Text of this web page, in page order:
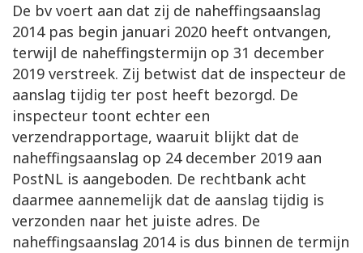
De bv voert aan dat zij de naheffingsaanslag
2014 pas begin januari 2020 heeft ontvangen,
terwijl de naheffingstermijn op 31 december
2019 verstreek. Zij betwist dat de inspecteur de
aanslag tijdig ter post heeft bezorgd. De
inspecteur toont echter een
verzendrapportage, waaruit blijkt dat de
naheffingsaanslag op 24 december 2019 aan
PostNL is aangeboden. De rechtbank acht
daarmee aannemelijk dat de aanslag tijdig is
verzonden naar het juiste adres. De
naheffingsaanslag 2014 is dus binnen de termijn